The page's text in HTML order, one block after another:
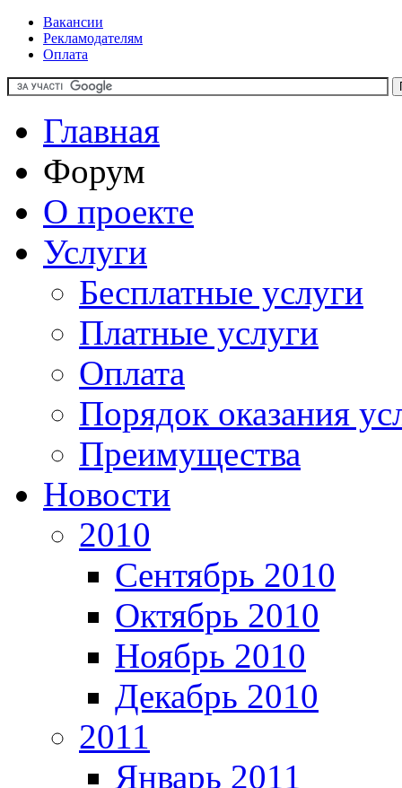
Вакансии
Рекламодателям
Оплата
Главная
Форум
О проекте
Услуги
Бесплатные услуги
Платные услуги
Оплата
Порядок оказания
Преимущества
Новости
2010
Сентябрь 2010
Октябрь 2010
Ноябрь 2010
Декабрь 2010
2011
Январь 2011